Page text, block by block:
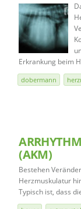
Erkrankung beim
dobermann
(AKM)
Bestehen
Herzmuskulatur
Typisch ist, dass